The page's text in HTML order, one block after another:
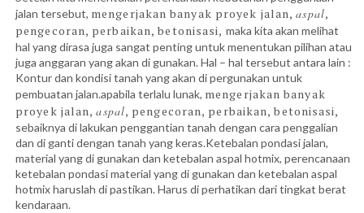
jalan tersebut, mengerjakan banyak proyek jalan,aspal,
pengecoran, perbaikan, betonisasi, maka kita akan melihat
hal yang dirasa juga sangat penting untuk menentukan pilihan atau
juga anggaran yang akan di gunakan. Hal – hal tersebut antara lain :
Kontur dan kondisi tanah yang akan di pergunakan untuk
pembuatan jalan.apabila terlalu lunak, mengerjakan banyak
proyek jalan,aspal, pengecoran, perbaikan, betonisasi,
sebaiknya di lakukan penggantian tanah dengan cara penggalian
dan di ganti dengan tanah yang keras.Ketebalan pondasi jalan,
material yang di gunakan dan ketebalan aspal hotmix, perencanaan
ketebalan pondasi material yang di gunakan dan ketebalan aspal
hotmix haruslah di pastikan. Harus di perhatikan dari tingkat berat
kendaraan.